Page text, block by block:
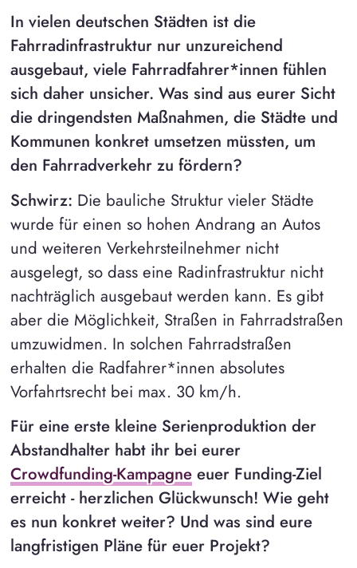
In vielen deutschen Städten ist die
Fahrradinfrastruktur nur unzureichend
ausgebaut, viele Fahrradfahrer*innen fühlen
sich daher unsicher. Was sind aus eurer Sicht
die dringendsten Maßnahmen, die Städte und
Kommunen konkret umsetzen müssten, um
den Fahrradverkehr zu fördern?
Schwirz: Die bauliche Struktur vieler Städte
wurde für einen so hohen Andrang an Autos
und weiteren Verkehrsteilnehmer nicht
ausgelegt, so dass eine Radinfrastruktur nicht
nachträglich ausgebaut werden kann. Es gibt
aber die Möglichkeit, Straßen in Fahrradstraßen
umzuwidmen. In solchen Fahrradstraßen
erhalten die Radfahrer*innen absolutes
Vorfahrtsrecht bei max. 30 km/h.
Für eine erste kleine Serienproduktion der
Abstandhalter habt ihr bei eurer
Crowdfunding-Kampagneeuer Funding-Ziel
erreicht - herzlichen Glückwunsch! Wie geht
es nun konkret weiter? Und was sind eure
langfristigen Pläne für euer Projekt?